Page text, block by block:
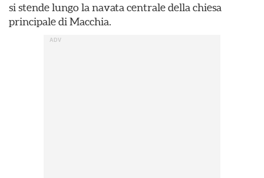
si stende lungo la navata centrale della chiesa
principale di Macchia.